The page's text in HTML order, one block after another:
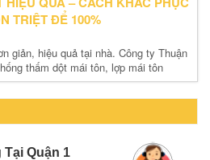
TRIỆT ĐỂ 100%
giản, hiệu quả tại nhà. Công ty Thuận
thấm dột mái tôn, lợp mái tôn
Tại Quận 1